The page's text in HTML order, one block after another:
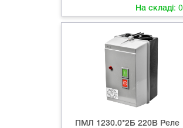
На складі: 0
ПМЛ 1230.0*2Б 220В Реле